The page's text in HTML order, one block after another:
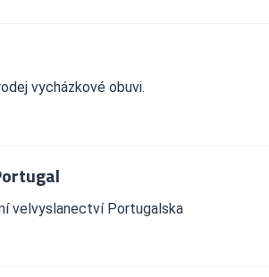
vycházkové obuvi.
velvyslanectví Portugalska